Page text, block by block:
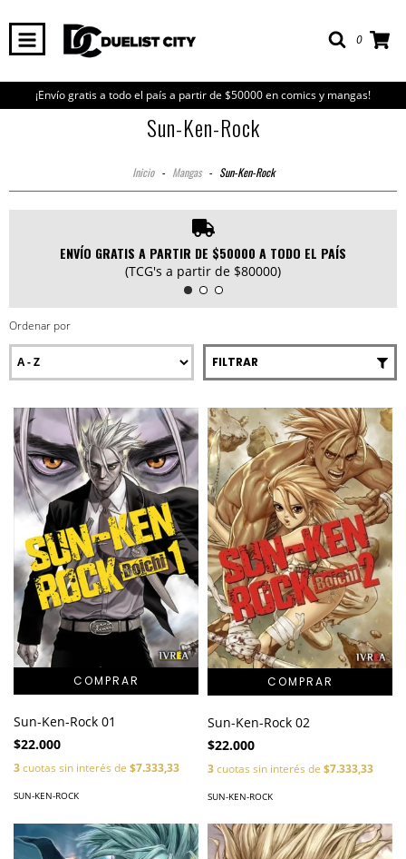
0
¡Envío gratis a todo el país a partir de $50000 en comics y mangas!
Sun-Ken-Rock
Inicio - Mangas - Sun-Ken-Rock
ENVÍO GRATIS A PARTIR DE $50000 A TODO EL PAÍS
(TCG's a partir de $80000)
Ordenar por
FILTRAR
Sun-Ken-Rock 01
$22.000
3cuotas sin interés de $7.333,33
SUN-KEN-ROCK
Sun-Ken-Rock 02
$22.000
3cuotas sin interés de $7.333,33
SUN-KEN-ROCK